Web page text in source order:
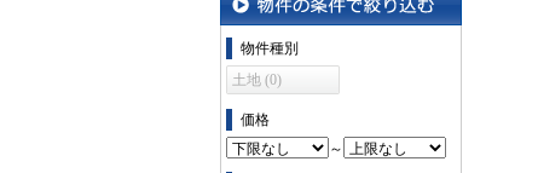
物件の条件で絞り込む
物件種別
土地 (0)
価格
～